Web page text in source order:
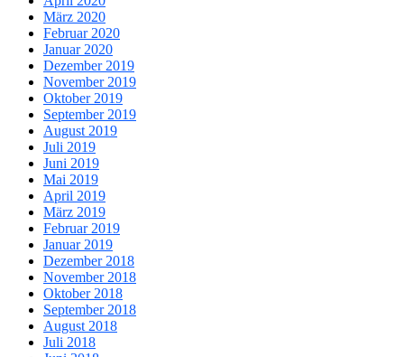
März 2020
Februar 2020
Januar 2020
Dezember 2019
November 2019
Oktober 2019
September 2019
August 2019
Juli 2019
Juni 2019
Mai 2019
April 2019
März 2019
Februar 2019
Januar 2019
Dezember 2018
November 2018
Oktober 2018
September 2018
August 2018
Juli 2018